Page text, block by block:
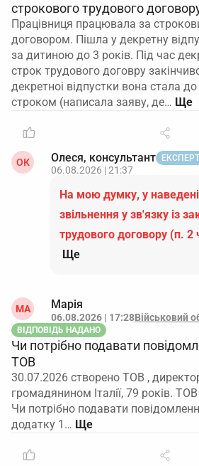
строкового трудового
Працівниця працювала за
договором. Пішла у декретну
за дитиною до 3 років. Під час
строк трудового договру
декретноі відпустки вона стала
строком (написала заяву, де…
ОК Олеся, консультант ЕКСПЕРТ
06.08.2026 | 21:37
На мою думку, у
звільнення у зв'язку із
трудового договору (п.
Ще
МА Марія
06.08.2026 | 17:28Військовий
ВІДПОВІДЬ НАДАНО
Чи потрібно подавати
ТОВ
30.07.2026 створено ТОВ ,
громадянином Італії, 79 років.
Чи потрібно подавати
додатку 1…